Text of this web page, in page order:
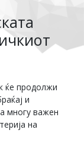
ќе продолжи
и
многу важен
на